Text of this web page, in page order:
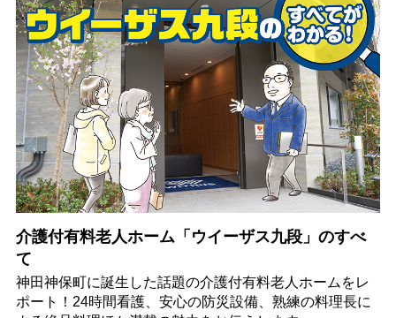
介護付有料老人ホーム「ウイーザス九段」のすべ
て
神田神保町に誕生した話題の介護付有料老人ホームをレ
ポート！24時間看護、安心の防災設備、熟練の料理長に